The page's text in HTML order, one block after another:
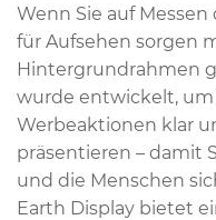
Wenn Sie auf
für Aufsehen sorgen
Hintergrundrahmen
wurde entwickelt, um
Werbeaktionen klar
präsentieren – damit
und die Menschen
Earth Display bietet